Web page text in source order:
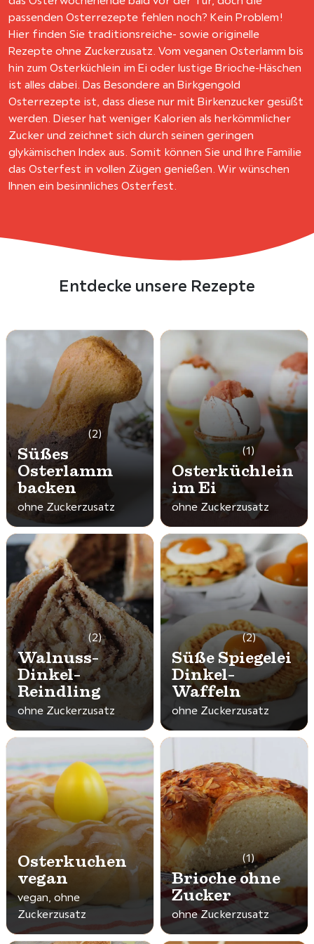
passenden Osterrezepte fehlen noch? Kein Problem!
Hier finden Sie traditionsreiche- sowie originelle
Rezepte ohne Zuckerzusatz. Vom veganen Osterlamm bis
hin zum Osterküchlein im Ei oder lustige Brioche-Häschen
ist alles dabei. Das Besondere an Birkgengold
Osterrezepte ist, dass diese nur mit Birkenzucker gesüßt
werden. Dieser hat weniger Kalorien als herkömmlicher
Zucker und zeichnet sich durch seinen geringen
glykämischen Index aus. Somit können Sie und Ihre Familie
das Osterfest in vollen Zügen genießen. Wir wünschen
Ihnen ein besinnliches Osterfest.
Entdecke unsere Rezepte
(2)
Süßes
Osterlamm
backen
ohne Zuckerzusatz
(1)
Osterküchlein
im Ei
ohne Zuckerzusatz
(2)
Walnuss-
Dinkel-
Reindling
ohne Zuckerzusatz
(2)
Süße Spiegelei
Dinkel-
Waffeln
ohne Zuckerzusatz
Osterkuchen
vegan
vegan, ohne
Zuckerzusatz
(1)
Brioche ohne
Zucker
ohne Zuckerzusatz